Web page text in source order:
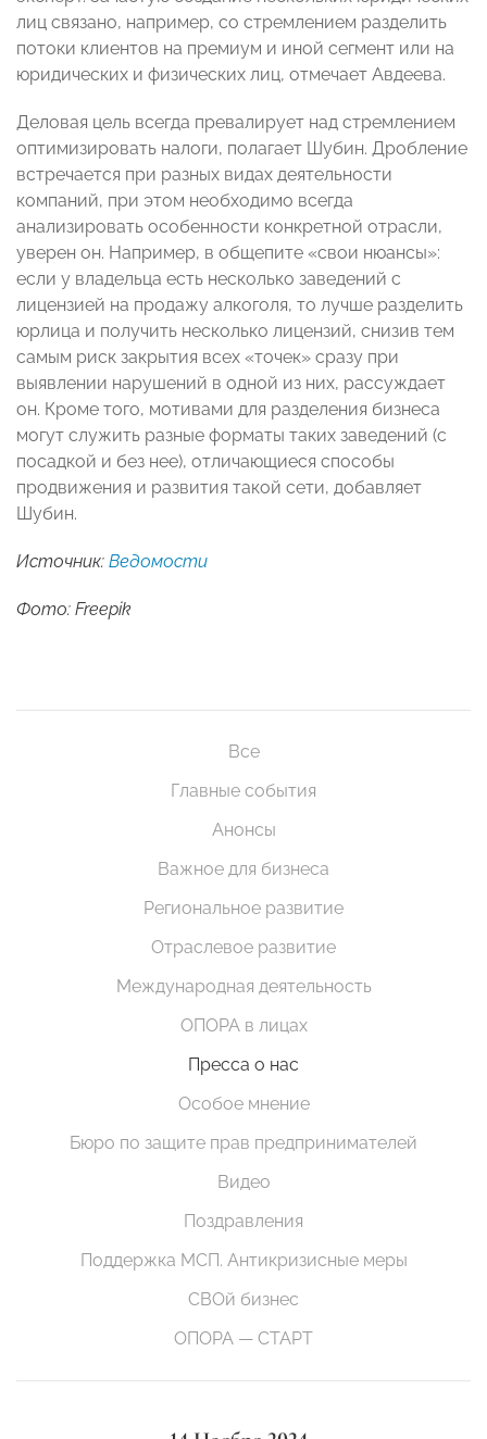
лиц связано, например, со стремлением разделить
потоки клиентов на премиум и иной сегмент или на
юридических и физических лиц, отмечает Авдеева.
Деловая цель всегда превалирует над стремлением
оптимизировать налоги, полагает Шубин. Дробление
встречается при разных видах деятельности
компаний, при этом необходимо всегда
анализировать особенности конкретной отрасли,
уверен он. Например, в общепите «свои нюансы»:
если у владельца есть несколько заведений с
лицензией на продажу алкоголя, то лучше разделить
юрлица и получить несколько лицензий, снизив тем
самым риск закрытия всех «точек» сразу при
выявлении нарушений в одной из них, рассуждает
он. Кроме того, мотивами для разделения бизнеса
могут служить разные форматы таких заведений (с
посадкой и без нее), отличающиеся способы
продвижения и развития такой сети, добавляет
Шубин.
Источник: Ведомости
Фото: Freepik
Все
Главные события
Анонсы
Важное для бизнеса
Региональное развитие
Отраслевое развитие
Международная деятельность
ОПОРА в лицах
Пресса о нас
Особое мнение
Бюро по защите прав предпринимателей
Видео
Поздравления
Поддержка МСП. Антикризисные меры
СВОй бизнес
ОПОРА — СТАРТ